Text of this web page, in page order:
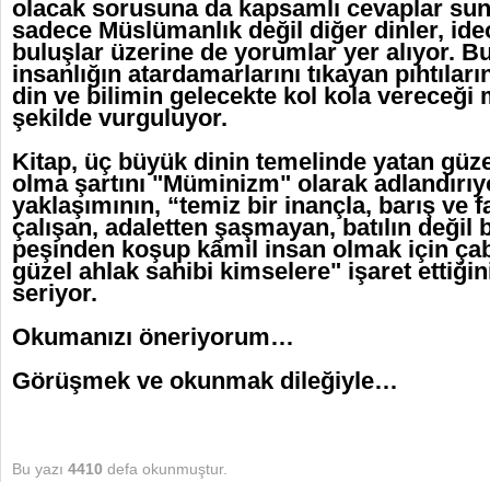
olacak sorusuna da kapsamlı cevaplar
sadece Müslümanlık değil diğer dinler,
buluşlar üzerine de yorumlar yer alıyor.
insanlığın atardamarlarını tıkayan
din ve bilimin gelecekte kol kola vereceği
şekilde vurguluyor.
Kitap, üç büyük dinin temelinde yatan
olma şartını "Müminizm" olarak
yaklaşımının, “temiz bir inançla, barış
çalışan, adaletten şaşmayan, batılın
peşinden koşup kâmil insan olmak için
güzel ahlak sahibi kimselere" işaret
seriyor.
Okumanızı öneriyorum…
Görüşmek ve okunmak dileğiyle…
Bu yazı 4410 defa okunmuştur.